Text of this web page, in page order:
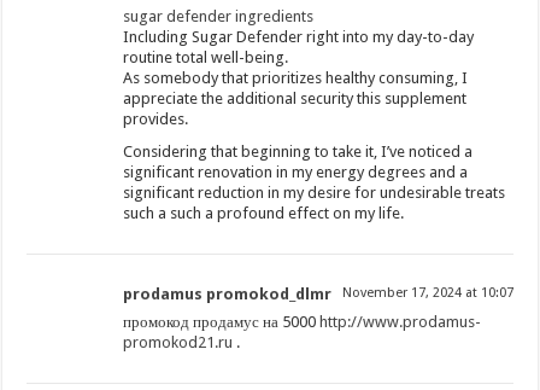
sugar defender ingredients
Including Sugar Defender right into my day-to-day
routine total well-being.
As somebody that prioritizes healthy consuming, I
appreciate the additional security this supplement
provides.
Considering that beginning to take it, I’ve noticed a
significant renovation in my energy degrees and a
significant reduction in my desire for undesirable treats
such a such a profound effect on my life.
prodamus promokod_dlmr November 17, 2024 at 10:07
промокод продамус на 5000 http://www.prodamus-
promokod21.ru .